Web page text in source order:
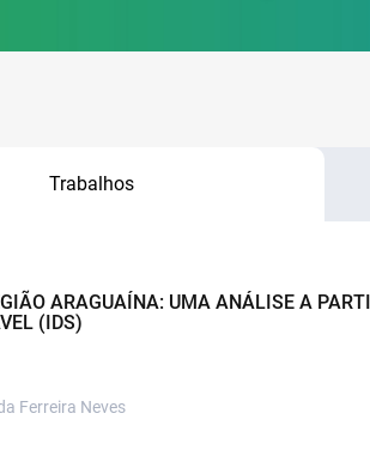
Trabalhos
ARAGUAÍNA: UMA ANÁLISE A
(IDS)
Ferreira Neves